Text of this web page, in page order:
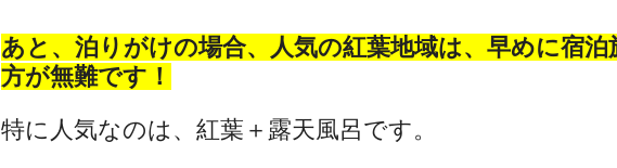
あと、泊りがけの場合、人気の紅葉地域は、早めに宿
方が無難です！
特に人気なのは、紅葉＋露天風呂です。